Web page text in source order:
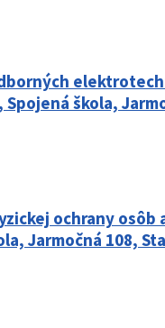
škola,
ochrany osôb
Jarmočná 108,